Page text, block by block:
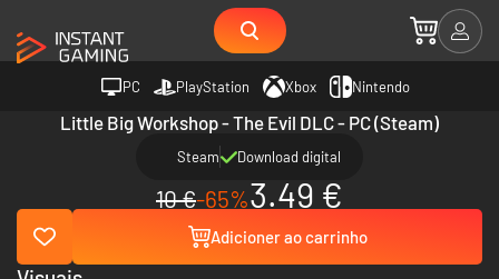
PC PlayStation Xbox Nintendo
Little Big Workshop - The Evil DLC - PC (Steam)
Steam Download digital
10 €-65%3.49 €
Adicioner ao carrinho